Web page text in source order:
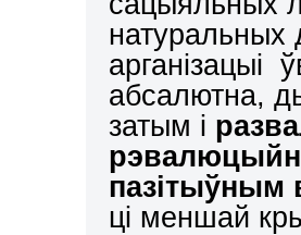
натуральных
арганізацыі
абсалютна,
затым і
пазітыўным
ці меншай